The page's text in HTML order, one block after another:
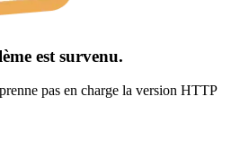
est survenu.
pas en charge la version HTTP